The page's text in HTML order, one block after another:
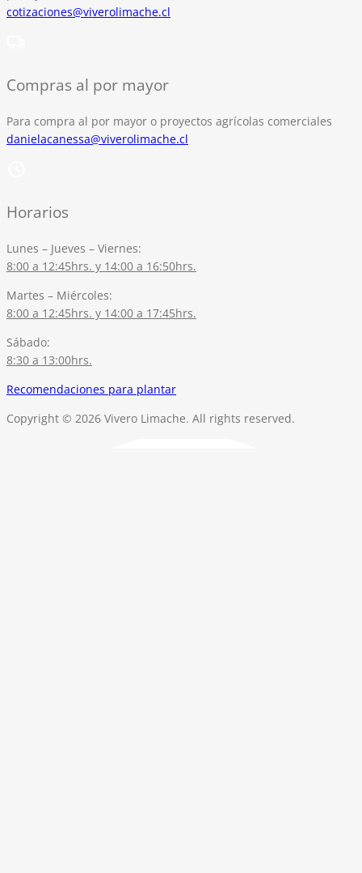
cotizaciones@viverolimache.cl
Compras al por mayor
Para compra al por mayor o proyectos agrícolas comerciales
danielacanessa@viverolimache.cl
Horarios
Lunes – Jueves – Viernes:
8:00 a 12:45hrs. y 14:00 a 16:50hrs.
Martes – Miércoles:
8:00 a 12:45hrs. y 14:00 a 17:45hrs.
Sábado:
8:30 a 13:00hrs.
Recomendaciones para plantar
Copyright © 2026 Vivero Limache. All rights reserved.